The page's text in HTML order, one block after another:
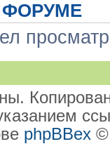
ФОРУМЕ
phpBBex©